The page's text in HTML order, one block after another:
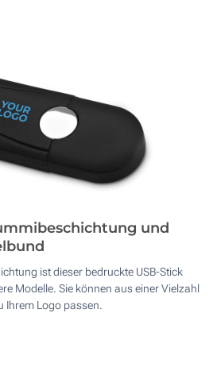
und
ist dieser bedruckte USB-Stick
Modelle. Sie können aus einer Vielzahl
Ihrem Logo passen.